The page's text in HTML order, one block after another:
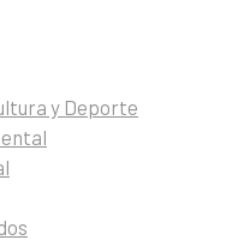
y Deporte